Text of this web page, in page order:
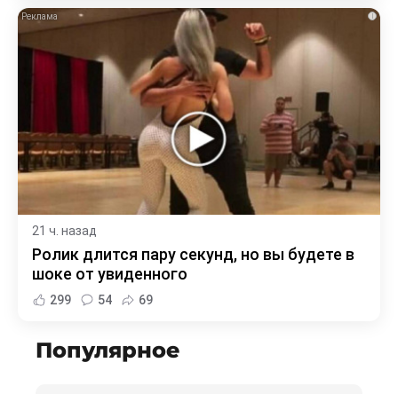
i
21 ч. назад
Ролик длится пару секунд, но вы будете в
шоке от увиденного
299 54 69
Популярное